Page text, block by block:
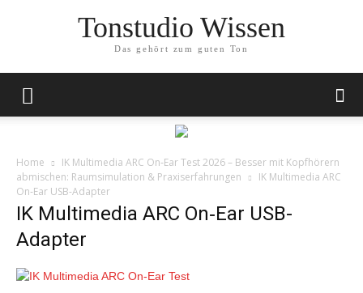
Tonstudio Wissen
Das gehört zum guten Ton
Home
IK Multimedia ARC On‑Ear Test 2026 – Besser mit Kopfhörern
abmischen: Raumsimulation & Praxiserfahrungen
IK Multimedia ARC
On‑Ear USB-Adapter
IK Multimedia ARC On‑Ear USB-
Adapter